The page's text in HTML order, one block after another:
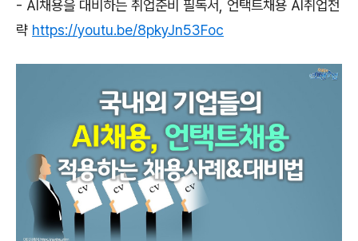
- AI채용을 대비하는 취업준비 필독서 언택트채용 AI취업전
략 https://youtu.be/8pkyJn53Foc